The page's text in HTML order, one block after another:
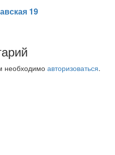
19
необходимо авторизоваться.